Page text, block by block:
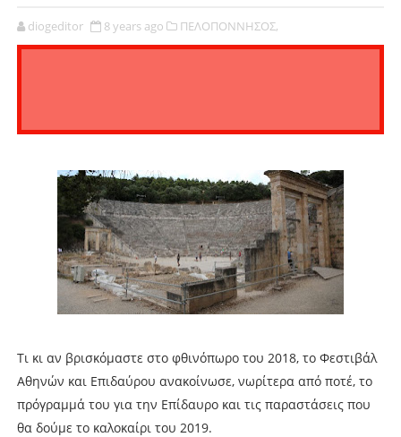
diogeditor 8 years ago ΠΕΛΟΠΟΝΝΗΣΟΣ,
Τι κι αν βρισκόμαστε στο φθινόπωρο του 2018, το Φεστιβάλ
Αθηνών και Επιδαύρου ανακοίνωσε, νωρίτερα από ποτέ, το
πρόγραμμά του για την Επίδαυρο και τις παραστάσεις που
θα δούμε το καλοκαίρι του 2019.